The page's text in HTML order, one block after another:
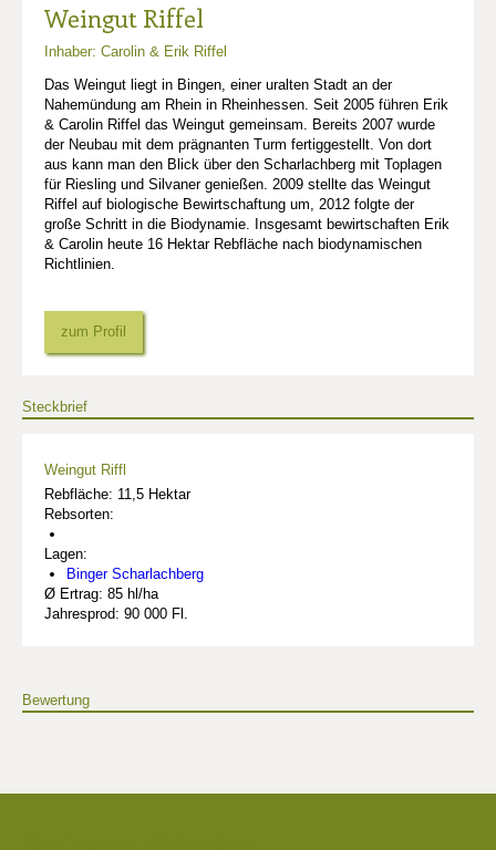
Weingut Riffel
Inhaber: Carolin & Erik Riffel
Das Weingut liegt in Bingen, einer uralten Stadt an der
Nahemündung am Rhein in Rheinhessen. Seit 2005 führen Erik
& Carolin Riffel das Weingut gemeinsam. Bereits 2007 wurde
der Neubau mit dem prägnanten Turm fertiggestellt. Von dort
aus kann man den Blick über den Scharlachberg mit Toplagen
für Riesling und Silvaner genießen. 2009 stellte das Weingut
Riffel auf biologische Bewirtschaftung um, 2012 folgte der
große Schritt in die Biodynamie. Insgesamt bewirtschaften Erik
& Carolin heute 16 Hektar Rebfläche nach biodynamischen
Richtlinien.
zum Profil
Steckbrief
Weingut Riffl
Rebfläche: 11,5 Hektar
Rebsorten:
Lagen:
Binger Scharlachberg
Ø Ertrag: 85 hl/ha
Jahresprod: 90 000 Fl.
Bewertung